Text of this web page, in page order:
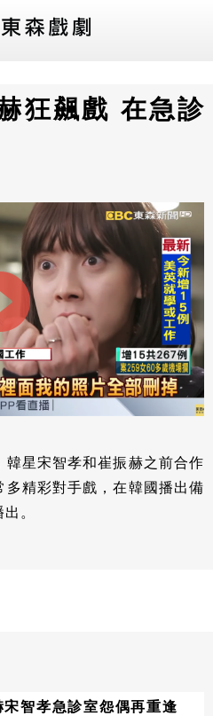
狂飆戲 在急診
星宋智孝和崔振赫之前合作
精彩對手戲，在韓國播出備
。
宋智孝急診室怨偶再重逢